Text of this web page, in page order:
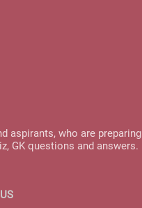
aspirants, who are preparing
GK questions and answers.